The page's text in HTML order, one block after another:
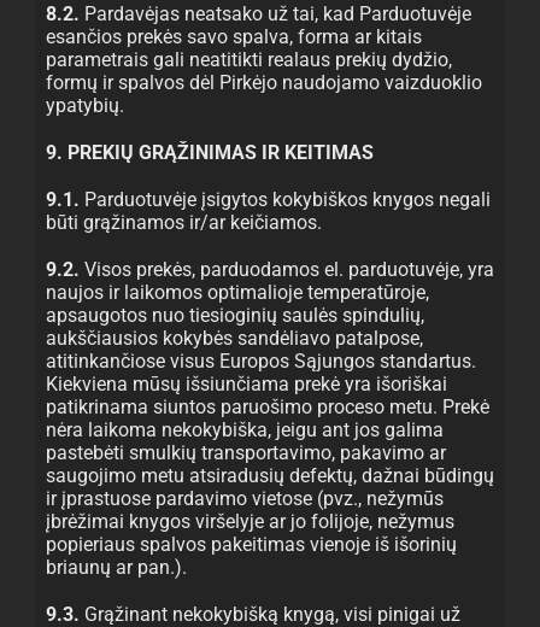
8.2. Pardavėjas neatsako už tai, kad Parduotuvėje
esančios prekės savo spalva, forma ar kitais
parametrais gali neatitikti realaus prekių dydžio,
formų ir spalvos dėl Pirkėjo naudojamo vaizduoklio
ypatybių.
9. PREKIŲ GRĄŽINIMAS IR KEITIMAS
9.1. Parduotuvėje įsigytos kokybiškos knygos negali
būti grąžinamos ir/ar keičiamos.
9.2. Visos prekės, parduodamos el. parduotuvėje, yra
naujos ir laikomos optimalioje temperatūroje,
apsaugotos nuo tiesioginių saulės spindulių,
aukščiausios kokybės sandėliavo patalpose,
atitinkančiose visus Europos Sąjungos standartus.
Kiekviena mūsų išsiunčiama prekė yra išoriškai
patikrinama siuntos paruošimo proceso metu. Prekė
nėra laikoma nekokybiška, jeigu ant jos galima
pastebėti smulkių transportavimo, pakavimo ar
saugojimo metu atsiradusių defektų, dažnai būdingų
ir įprastuose pardavimo vietose (pvz., nežymūs
įbrėžimai knygos viršelyje ar jo folijoje, nežymus
popieriaus spalvos pakeitimas vienoje iš išorinių
briaunų ar pan.).
9.3. Grąžinant nekokybišką knygą, visi pinigai už